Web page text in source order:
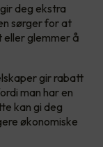
deg ekstra
sørger for at
eller glemmer å
gir rabatt
man har en
kan gi deg
økonomiske